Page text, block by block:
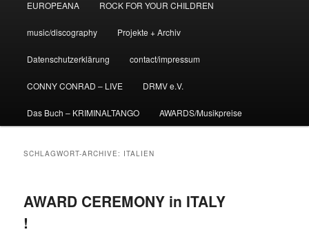
EUROPEANA ROCK FOR YOUR CHILDREN
music/discography Projekte + Archiv
Datenschutzerklärung contact/impressum
CONNY CONRAD – LIVE DRMV e.V.
Das Buch – KRIMINALTANGO AWARDS/Musikpreise
SCHLAGWORT-ARCHIVE: ITALIEN
AWARD CEREMONY in ITALY
!